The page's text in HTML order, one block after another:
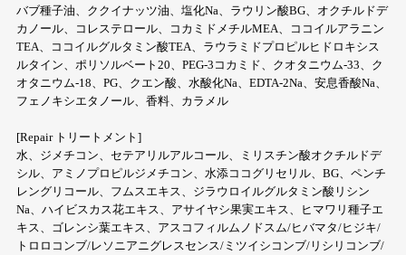
バブ種子油、ククイナッツ油、塩化Na、ラウリン酸BG、オクチルドデ
カノール、コレステロール、コカミドメチルMEA、ココイルアラニン
TEA、ココイルグルタミン酸TEA、ラウラミドプロピルヒドロキシス
ルタイン、ポリソルベート20、PEG-3コカミド、クオタニウム-33、ク
オタニウム-18、PG、クエン酸、水酸化Na、EDTA-2Na、安息香酸Na、
フェノキシエタノール、香料、カラメル
[Repair トリートメント]
水、ジメチコン、セテアリルアルコール、ミリスチン酸オクチルドデ
シル、アミノプロピルジメチコン、水添ココグリセリル、BG、ペンチ
レングリコール、フムスエキス、ジラウロイルグルタミン酸リシン
Na、ハイビスカス花エキス、アサイヤシ果実エキス、ヒマワリ種子エ
キス、ゴレンシ葉エキス、アスコフィルムノドスム/ヒバマタ/ヒジキ/
トロロコンブ/レソニアニグレスセンス/ミツイシコンブ/リシリコンブ/